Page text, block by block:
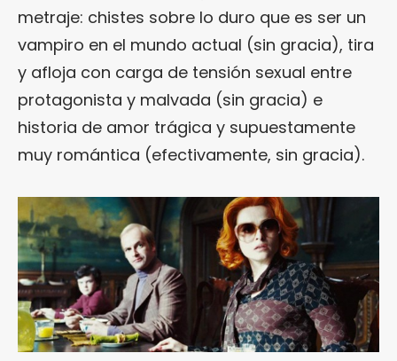
metraje: chistes sobre lo duro que es ser un
vampiro en el mundo actual (sin gracia), tira
y afloja con carga de tensión sexual entre
protagonista y malvada (sin gracia) e
historia de amor trágica y supuestamente
muy romántica (efectivamente, sin gracia).